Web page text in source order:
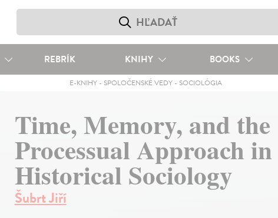
REBRÍK KNIHY BOOKS
E-KNIHY - SPOLOČENSKÉ VEDY - SOCIOLÓGIA
Time, Memory, and the
Processual Approach in
Historical Sociology
Šubrt Jiří